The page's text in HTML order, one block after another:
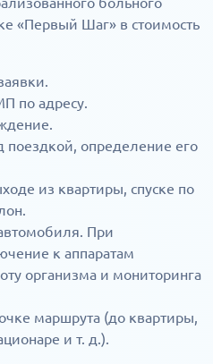
«Первый Шаг» в стоимость
по адресу.
поездкой, определение его
из квартиры, спуске по
При
к аппаратам
организма и мониторинга
маршрута (до квартиры,
и т. д.).